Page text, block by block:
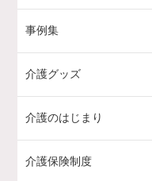
事例集
介護グッズ
介護のはじまり
介護保険制度